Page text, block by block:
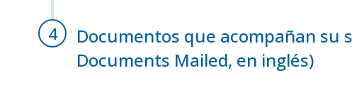
Documentos que acompañan su
Documents Mailed, en inglés)